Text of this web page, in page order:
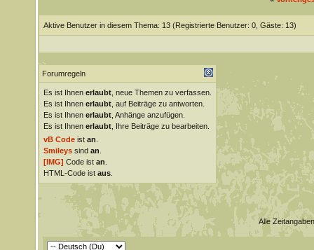
Aktive Benutzer in diesem Thema: 13 (Registrierte Benutzer: 0, Gäste: 13)
Forumregeln
Es ist Ihnen erlaubt, neue Themen zu verfassen.
Es ist Ihnen erlaubt, auf Beiträge zu antworten.
Es ist Ihnen erlaubt, Anhänge anzufügen.
Es ist Ihnen erlaubt, Ihre Beiträge zu bearbeiten.
vB Codeist an
Smileyssind an
[IMG] Code ist an
HTML-Code ist aus.
Alle